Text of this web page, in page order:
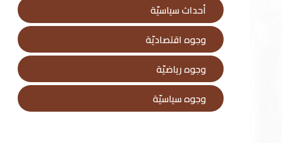
أحداث سياسيّة
وجوه اقتصاديّة
وجوه رياضيّة
وجوه سياسيّة